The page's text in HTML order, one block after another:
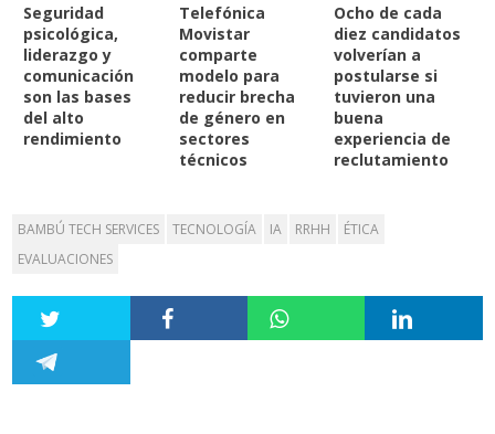
Seguridad
psicológica,
liderazgo y
comunicación
son las bases
del alto
rendimiento
Telefónica
Movistar
comparte
modelo para
reducir brecha
de género en
sectores
técnicos
Ocho de cada
diez candidatos
volverían a
postularse si
tuvieron una
buena
experiencia de
reclutamiento
BAMBÚ TECH SERVICES TECNOLOGÍA IA RRHH
ÉTICA
EVALUACIONES